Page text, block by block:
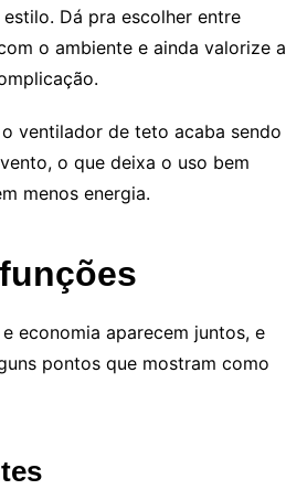
Dá pra escolher entre
o ambiente e ainda valorize a
ventilador de teto acaba sendo
o que deixa o uso bem
menos energia.
economia aparecem juntos, e
pontos que mostram como